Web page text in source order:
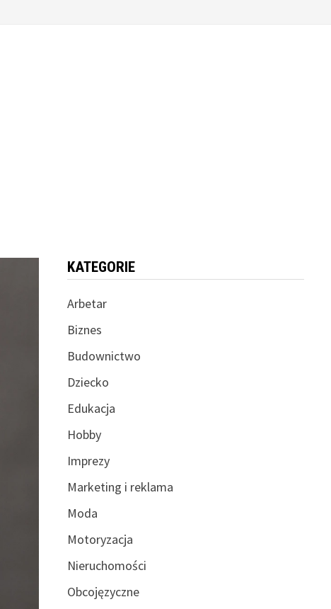
KATEGORIE
Arbetar
Biznes
Budownictwo
Dziecko
Edukacja
Hobby
Imprezy
Marketing i reklama
Moda
Motoryzacja
Nieruchomości
Obcojęzyczne